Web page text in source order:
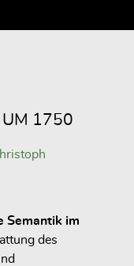
UM 1750
Semantik im
des